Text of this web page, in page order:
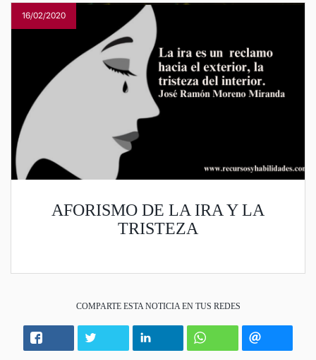
16/02/2020
AFORISMO DE LA IRA Y LA
TRISTEZA
COMPARTE ESTA NOTICIA EN TUS REDES